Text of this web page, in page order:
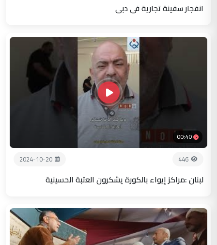
انفجار سفينة تجارية في دبي
00:40
446
2024-10-20
لبنان :مراكز إيواء بالكورة يشكرون العتبة الحسينية